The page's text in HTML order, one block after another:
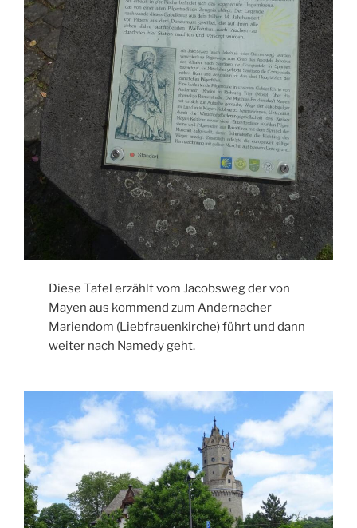
Diese Tafel erzählt vom Jacobsweg der von
Mayen aus kommend zum Andernacher
Mariendom (Liebfrauenkirche) führt und dann
weiter nach Namedy geht.